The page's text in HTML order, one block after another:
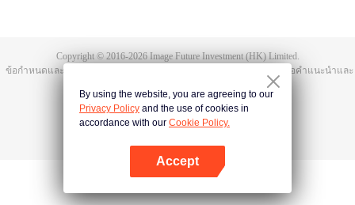
Copyright © 2016-2026Image Future Investment (HK) Limited.
ข้อกำหนดและเงื่อนไข
เสนอคำแนะนำและ
By using the website, you are agreeing to our
Privacy Policy and the use of cookies in
accordance with our Cookie Policy.
Accept